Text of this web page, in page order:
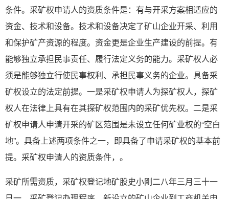
条件。采矿权申请人的资质条件是：有与开采方案相适应的
资金、技术和设备。技术和设备决定了矿山企业开采、利用
和保护矿产资源的程度。资金更是企业生产建设的前提。有
能够独立承担民事责任、履行法定义务的能力。采矿权人必
须是能够独立行使民事权利、承担民事义务的企业。具备采
矿权设立的法定前提。一是采矿权申请人为探矿权人，探矿
权人在法律上具有在其探矿权范围内的采矿优先权。二是采
矿权申请人申请开采的矿区范围是未设立任何矿业权的“空白
地”。具备上述两项条件之一，即具备了申请采矿权的基本前
提。采矿权申请人的资质条件，。
采矿所需资质，采矿权登记地矿股史小刚二八年三月三十一